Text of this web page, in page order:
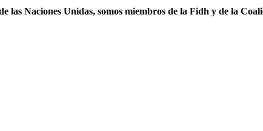
las Naciones Unidas, somos miembros de la Fidh y de la